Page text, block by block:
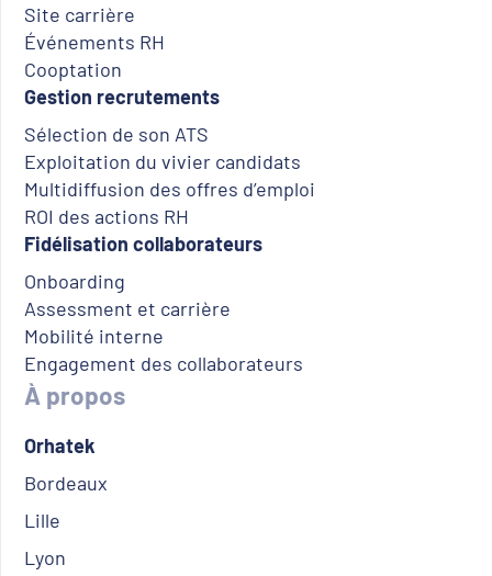
Site carrière
Événements RH
Cooptation
Gestion recrutements
Sélection de son ATS
Exploitation du vivier candidats
Multidiffusion des offres d’emploi
ROI des actions RH
Fidélisation collaborateurs
Onboarding
Assessment et carrière
Mobilité interne
Engagement des collaborateurs
À propos
Orhatek
Bordeaux
Lille
Lyon